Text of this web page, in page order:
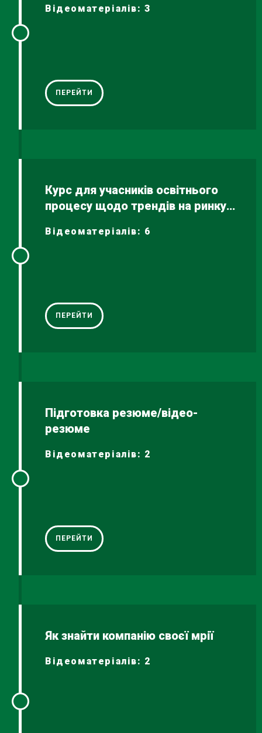
Відеоматеріалів: 3
ПЕРЕЙТИ
Курс для учасників освітнього
процесу щодо трендів на ринку
Відеоматеріалів: 6
ПЕРЕЙТИ
Підготовка резюме/відео-
резюме
Відеоматеріалів: 2
ПЕРЕЙТИ
Як знайти компанію своєї мрії
Відеоматеріалів: 2